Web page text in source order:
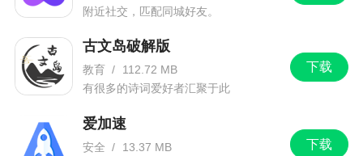
附近社交，匹配同城好友。
下载
古文岛破解版
教育 /
112.72 MB
有很多的诗词爱好者汇聚于此
下载
爱加速
安全 /
13.37 MB